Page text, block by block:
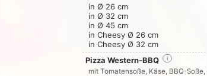
in Ø 26 cm
in Ø 32 cm
in Ø 45 cm
in Cheesy Ø 26 cm
in Cheesy Ø 32 cm
Pizza Western-BBQ
i
mit Tomatensoße, Käse, BBQ-